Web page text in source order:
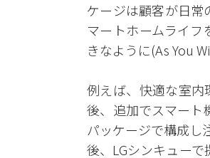
ケージは顧客が日常
マートホームライ
きなように(As You
例えば、快適な室内
後、追加でスマート
パッケージで構成し
後、LGシンキュー